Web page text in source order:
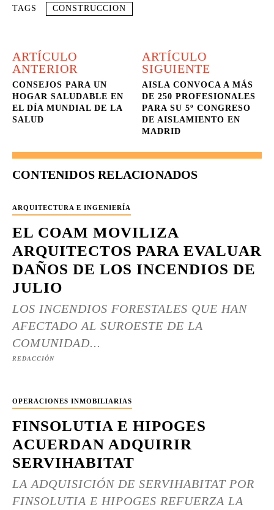
TAGS CONSTRUCCION
ARTÍCULO
ANTERIOR
CONSEJOS PARA UN
HOGAR SALUDABLE EN
EL DÍA MUNDIAL DE LA
SALUD
ARTÍCULO
SIGUIENTE
AISLA CONVOCA A MÁS
DE 250 PROFESIONALES
PARA SU 5º CONGRESO
DE AISLAMIENTO EN
MADRID
CONTENIDOS RELACIONADOS
ARQUITECTURA E INGENIERÍA
EL COAM MOVILIZA
ARQUITECTOS PARA EVALUAR
DAÑOS DE LOS INCENDIOS DE
JULIO
LOS INCENDIOS FORESTALES QUE HAN
AFECTADO AL SUROESTE DE LA
COMUNIDAD...
REDACCIÓN
OPERACIONES INMOBILIARIAS
FINSOLUTIA E HIPOGES
ACUERDAN ADQUIRIR
SERVIHABITAT
LA ADQUISICIÓN DE SERVIHABITAT POR
FINSOLUTIA E HIPOGES REFUERZA LA